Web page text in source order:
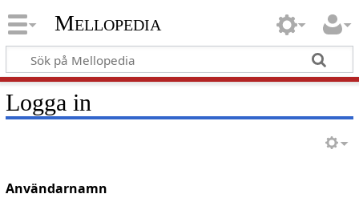
Mellopedia
Logga in
Användarnamn